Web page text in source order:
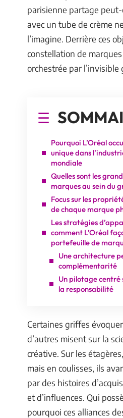
parisienne partage
avec un tube de crème
l’imagine. Derrière ces
constellation de
orchestrée par l’invisible
Pourquoi L’Oréal
unique dans
mondiale
Quelles sont les
marques au sein du
Focus sur les
de chaque marque
Les stratégies
comment L’Oréal
portefeuille de
Une architecture
complémentarité
Un pilotage centré
la responsabilité
Certaines griffes
d’autres misent sur la
créative. Sur les
mais en coulisses, ils
par des histoires
et d’influences. Qui
pourquoi ces alliances